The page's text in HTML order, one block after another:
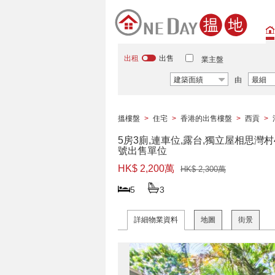
出租 出售 業主盤
建築面績 由 最細
搵樓盤 > 住宅 > 香港的出售樓盤 > 西貢 >
5房3廁,連車位,露台,獨立屋相思灣
號出售單位
HK$ 2,200萬
HK$ 2,300萬
5 3
詳細物業資料 地圖 街景